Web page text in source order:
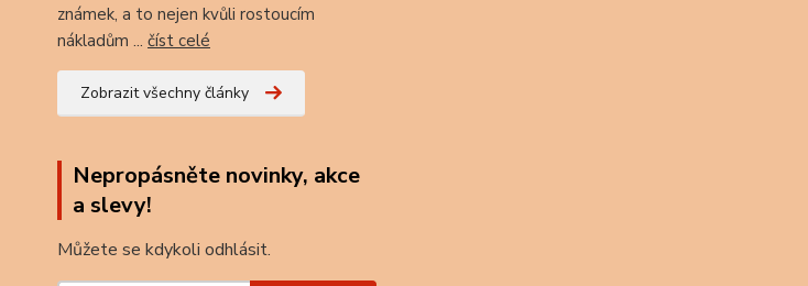
známek, a to nejen kvůli rostoucím
nákladům ... číst celé
Zobrazit všechny články
Nepropásněte novinky, akce
a slevy!
Můžete se kdykoli odhlásit.